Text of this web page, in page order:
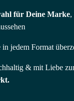
für Deine Marke,
in jedem Format
& mit Liebe